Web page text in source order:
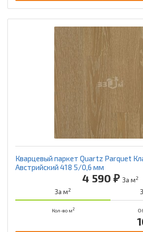
Кварцевый паркет Quartz Parquet
Австрийский 418 5/0,6 мм
4 590 ₽ За м2
За м2
Кол-во м2